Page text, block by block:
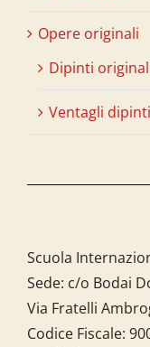
Opere originali
Dipinti
Ventagli
Scuola
Sede: c/o Bodai
Via Fratelli
Codice Fiscale: